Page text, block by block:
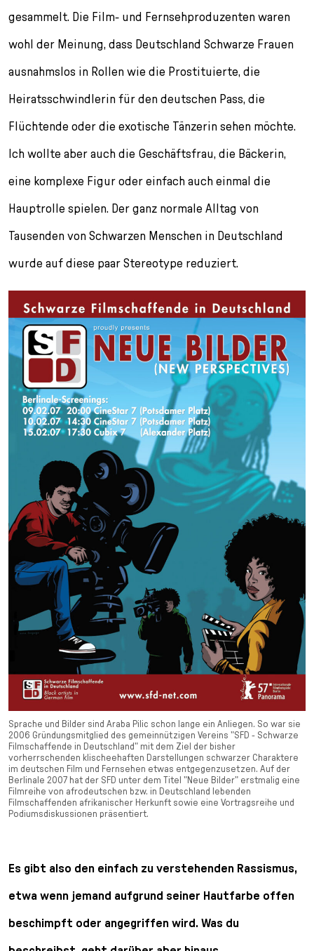
gesammelt. Die Film- und Fernsehproduzenten waren
wohl der Meinung, dass Deutschland Schwarze Frauen
ausnahmslos in Rollen wie die Prostituierte, die
Heiratsschwindlerin für den deutschen Pass, die
Flüchtende oder die exotische Tänzerin sehen möchte.
Ich wollte aber auch die Geschäftsfrau, die Bäckerin,
eine komplexe Figur oder einfach auch einmal die
Hauptrolle spielen. Der ganz normale Alltag von
Tausenden von Schwarzen Menschen in Deutschland
wurde auf diese paar Stereotype reduziert.
Sprache und Bilder sind Araba Pilic schon lange ein Anliegen. So war sie
2006 Gründungsmitglied des gemeinnützigen Vereins "SFD - Schwarze
Filmschaffende in Deutschland" mit dem Ziel der bisher
vorherrschenden klischeehaften Darstellungen schwarzer Charaktere
im deutschen Film und Fernsehen etwas entgegenzusetzen. Auf der
Berlinale 2007 hat der SFD unter dem Titel "Neue Bilder" erstmalig eine
Filmreihe von afrodeutschen bzw. in Deutschland lebenden
Filmschaffenden afrikanischer Herkunft sowie eine Vortragsreihe und
Podiumsdiskussionen präsentiert.
Es gibt also den einfach zu verstehenden Rassismus,
etwa wenn jemand aufgrund seiner Hautfarbe offen
beschimpft oder angegriffen wird. Was du